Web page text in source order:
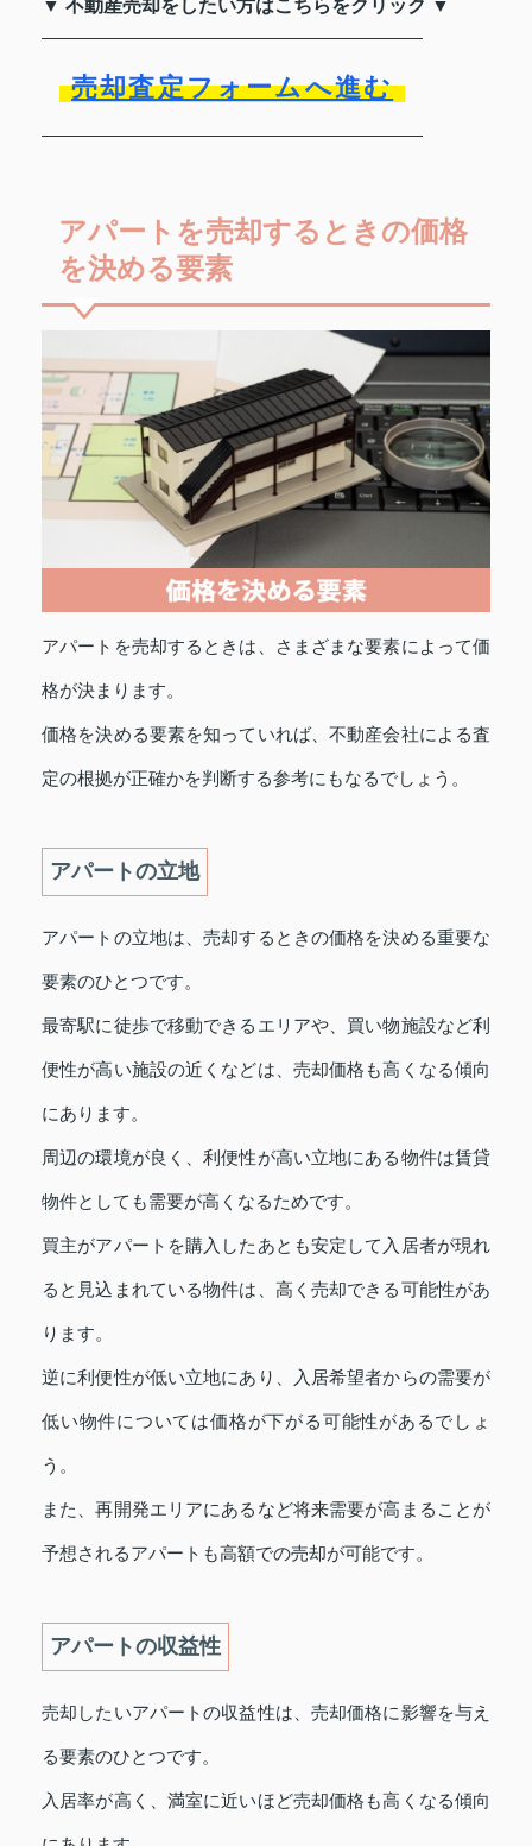
▼ 不動産売却をしたい方はこちらをクリック ▼
売却査定フォームへ進む
アパートを売却するときの価格
を決める要素
アパートを売却するときは、さまざまな要素によって価
格が決まります。
価格を決める要素を知っていれば、不動産会社による査
定の根拠が正確かを判断する参考にもなるでしょう。
アパートの立地
アパートの立地は、売却するときの価格を決める重要な
要素のひとつです。
最寄駅に徒歩で移動できるエリアや、買い物施設など利
便性が高い施設の近くなどは、売却価格も高くなる傾向
にあります。
周辺の環境が良く、利便性が高い立地にある物件は賃貸
物件としても需要が高くなるためです。
買主がアパートを購入したあとも安定して入居者が現れ
ると見込まれている物件は、高く売却できる可能性があ
ります。
逆に利便性が低い立地にあり、入居希望者からの需要が
低い物件については価格が下がる可能性があるでしょ
う。
また、再開発エリアにあるなど将来需要が高まることが
予想されるアパートも高額での売却が可能です。
アパートの収益性
売却したいアパートの収益性は、売却価格に影響を与え
る要素のひとつです。
入居率が高く、満室に近いほど売却価格も高くなる傾向